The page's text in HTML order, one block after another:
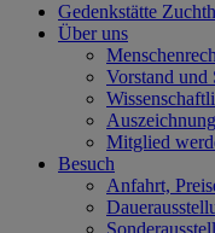
Gedenkstätte
Über uns
Vorstand und
Mitglied
Besuch
Anfahrt,